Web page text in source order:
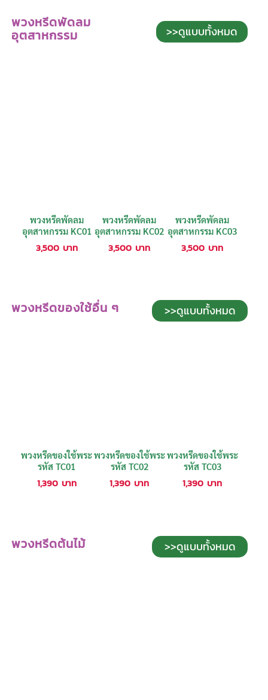
พวงหรีดพัดลม
อุตสาหกรรม >>ดูแบบทั้งหมด
พวงหรีดพัดลม
อุตสาหกรรม KC01
3,500 บาท
พวงหรีดพัดลม
อุตสาหกรรม KC02
3,500 บาท
พวงหรีดพัดลม
อุตสาหกรรม KC03
3,500 บาท
พวงหรีดของใช้อื่น ๆ >>ดูแบบทั้งหมด
พวงหรีดของใช้พระ
รหัส TC01
1,390 บาท
พวงหรีดของใช้พระ
รหัส TC02
1,390 บาท
พวงหรีดของใช้พระ
รหัส TC03
1,390 บาท
พวงหรีดต้นไม้ >>ดูแบบทั้งหมด